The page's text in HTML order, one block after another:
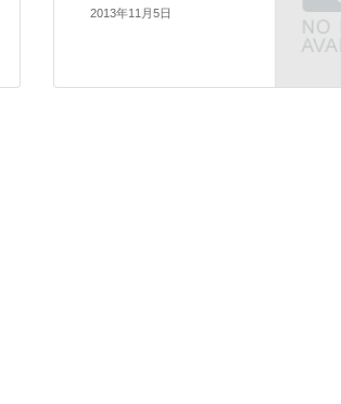
2013年11月5日